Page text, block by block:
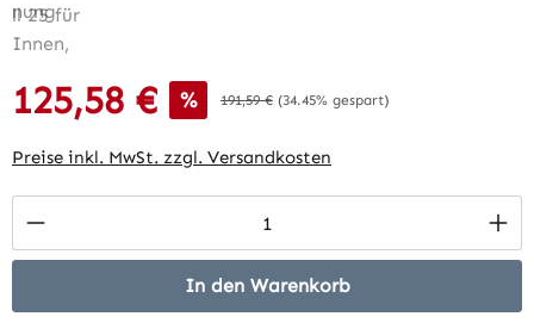
Verkaufspreis:
125,58 € % Regulärer Preis:
191,59 € (34.45% gespart)
Preise inkl. MwSt. zzgl. Versandkosten
Produkt Anzahl: Gib den gewünschten
In den Warenkorb